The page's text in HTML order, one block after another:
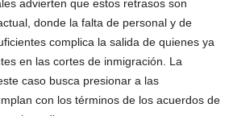
advierten que estos retrasos son
donde la falta de personal y de
complica la salida de quienes ya
en las cortes de inmigración. La
caso busca presionar a las
con los términos de los acuerdos de